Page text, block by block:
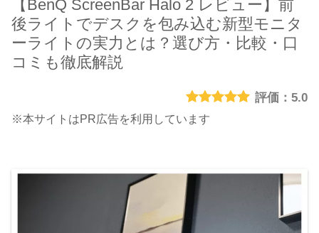
【BenQ ScreenBar Halo 2 レビュー】前
後ライトでデスクを包み込む新型モニタ
ーライトの実力とは？選び方・比較・口
コミも徹底解説
5.0
※本サイトはPR広告を利用しています